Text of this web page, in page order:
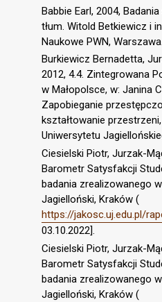
Babbie Earl, 2004,
tłum. Witold Betkiewicz i
Naukowe PWN, Warszawa.
Burkiewicz Bernadetta,
2012, 4.4. Zintegrowana
w Małopolsce, w: Janina
Zapobieganie
kształtowanie
Uniwersytetu
Ciesielski Piotr, Jurzak-
Barometr Satysfakcji
badania zrealizowanego
Jagielloński, Kraków (
https://jakosc.uj.edu.pl/
03.10.2022].
Ciesielski Piotr, Jurzak-
Barometr Satysfakcji
badania zrealizowanego
Jagielloński, Kraków (